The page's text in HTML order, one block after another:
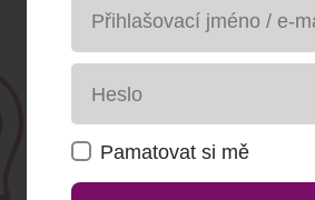
Pamatovat si mě